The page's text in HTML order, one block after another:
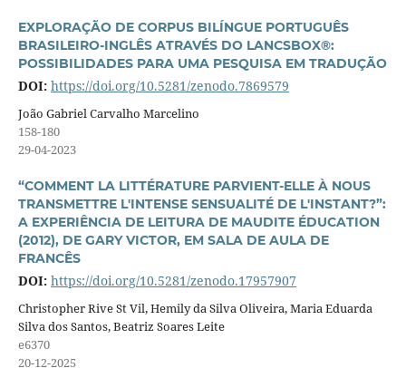
EXPLORAÇÃO DE CORPUS BILÍNGUE PORTUGUÊS
BRASILEIRO-INGLÊS ATRAVÉS DO LANCSBOX®:
POSSIBILIDADES PARA UMA PESQUISA EM TRADUÇÃO
DOI: https://doi.org/10.5281/zenodo.7869579
João Gabriel Carvalho Marcelino
158-180
29-04-2023
“COMMENT LA LITTÉRATURE PARVIENT-ELLE À NOUS
TRANSMETTRE L'INTENSE SENSUALITÉ DE L'INSTANT?”:
A EXPERIÊNCIA DE LEITURA DE MAUDITE ÉDUCATION
(2012), DE GARY VICTOR, EM SALA DE AULA DE
FRANCÊS
DOI: https://doi.org/10.5281/zenodo.17957907
Christopher Rive St Vil, Hemily da Silva Oliveira, Maria Eduarda
Silva dos Santos, Beatriz Soares Leite
e6370
20-12-2025